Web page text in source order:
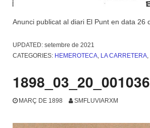
Anunci publicat al diari El Punt en data 26
UPDATED: setembre de 2021
CATEGORIES: HEMEROTECA LA CARRETERA
MARÇ DE 1898 SMFLUVIARXM